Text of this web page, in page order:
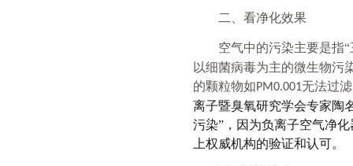
二、 看净化效果
空气中的污染主要是指
以细菌病毒为主的微生物污
的颗粒物如PM0.001无法过
离子暨臭氧研究学会专家陶
污染”，因为负离子空气净
上权威机构的验证和认可。